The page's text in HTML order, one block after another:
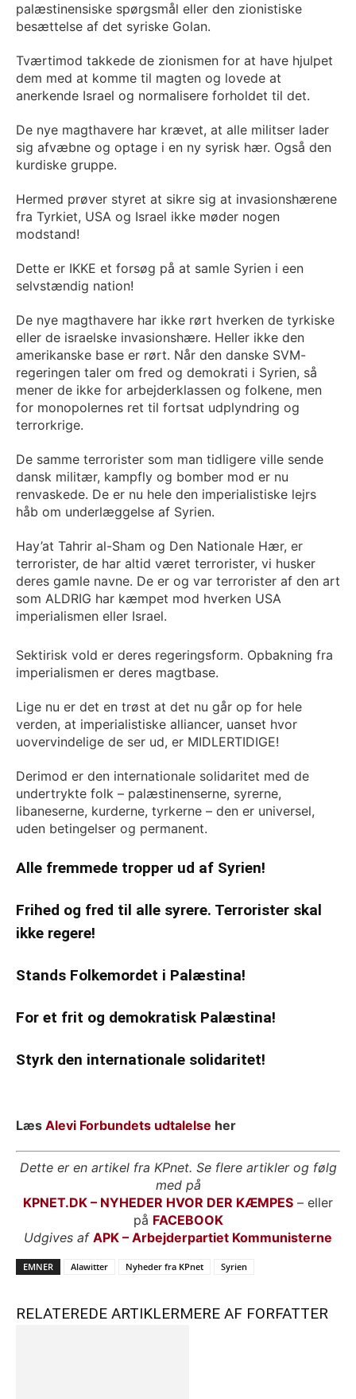
palæstinensiske spørgsmål eller den zionistiske
besættelse af det syriske Golan.
Tværtimod takkede de zionismen for at have hjulpet
dem med at komme til magten og lovede at
anerkende Israel og normalisere forholdet til det.
De nye magthavere har krævet, at alle militser lader
sig afvæbne og optage i en ny syrisk hær. Også den
kurdiske gruppe.
Hermed prøver styret at sikre sig at invasionshærene
fra Tyrkiet, USA og Israel ikke møder nogen
modstand!
Dette er IKKE et forsøg på at samle Syrien i een
selvstændig nation!
De nye magthavere har ikke rørt hverken de tyrkiske
eller de israelske invasionshære. Heller ikke den
amerikanske base er rørt. Når den danske SVM-
regeringen taler om fred og demokrati i Syrien, så
mener de ikke for arbejderklassen og folkene, men
for monopolernes ret til fortsat udplyndring og
terrorkrige.
De samme terrorister som man tidligere ville sende
dansk militær, kampfly og bomber mod er nu
renvaskede. De er nu hele den imperialistiske lejrs
håb om underlæggelse af Syrien.
Hay’at Tahrir al-Sham og Den Nationale Hær, er
terrorister, de har altid været terrorister, vi husker
deres gamle navne. De er og var terrorister af den art
som ALDRIG har kæmpet mod hverken USA
imperialismen eller Israel.
Sektirisk vold er deres regeringsform. Opbakning fra
imperialismen er deres magtbase.
Lige nu er det en trøst at det nu går op for hele
verden, at imperialistiske alliancer, uanset hvor
uovervindelige de ser ud, er MIDLERTIDIGE!
Derimod er den internationale solidaritet med de
undertrykte folk – palæstinenserne, syrerne,
libaneserne, kurderne, tyrkerne – den er universel,
uden betingelser og permanent.
Alle fremmede tropper ud af Syrien!
Frihed og fred til alle syrere. Terrorister skal
ikke regere!
Stands Folkemordet i Palæstina!
For et frit og demokratisk Palæstina!
Styrk den internationale solidaritet!
Læs Alevi Forbundets udtalelse her
Dette er en artikel fra KPnet. Se flere artikler og følg
med på
KPNET.DK – NYHEDER HVOR DER KÆMPES – eller
på FACEBOOK
Udgives af APK – Arbejderpartiet Kommunisterne
EMNER Alawitter Nyheder fra KPnet Syrien
RELATEREDE ARTIKLERMERE AF FORFATTER